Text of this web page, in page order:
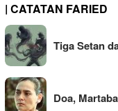
| CATATAN FARIED
Tiga Setan
Doa,